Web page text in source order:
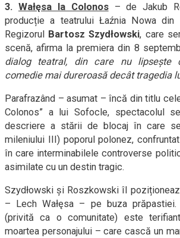
3. Wałęsa la Colonos– de Jakub
producție a teatrului Łaźnia Nowa din
Regizorul Bartosz Szydłowski, care
scenă, afirma la premiera din 8
dialog teatral, din care nu lipsește
comedie mai dureroasă decât tragedia
Parafrazând – asumat – încă din titlu
Colonos” a lui Sofocle, spectacolul
descriere a stării de blocaj în care
mileniului III) poporul polonez,
în care interminabilele controverse
asimilate cu un destin tragic.
Szydłowski și Roszkowski îl
– Lech Wałęsa – pe buza
(privită ca o comunitate) este
moartea personajului – care cască un